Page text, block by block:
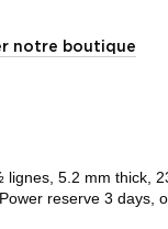
notre boutique
5.2 mm thick,
reserve 3 days,